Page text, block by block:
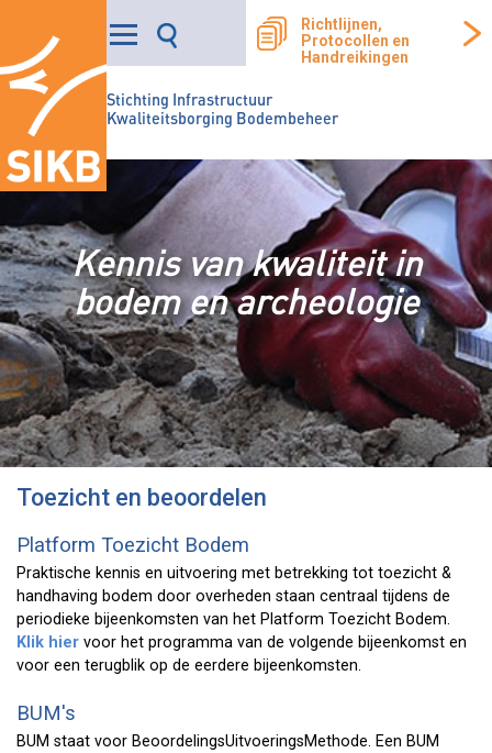
Stichting Infrastructuur
Kwaliteitsborging Bodembeheer
Richtlijnen,
Protocollen en
Handreikingen
Kennis van kwaliteit in
bodem en archeologie
Toezicht en beoordelen
Platform Toezicht Bodem
Praktische kennis en uitvoering met betrekking tot toezicht &
handhaving bodem door overheden staan centraal tijdens de
periodieke bijeenkomsten van het Platform Toezicht Bodem.
Klik hier voor het programma van de volgende bijeenkomst en
voor een terugblik op de eerdere bijeenkomsten.
BUM's
BUM staat voor BeoordelingsUitvoeringsMethode. Een BUM